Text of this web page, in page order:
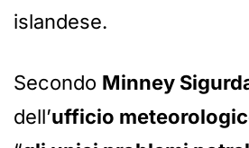
islandese.
Secondo Minney
dell’ufficio